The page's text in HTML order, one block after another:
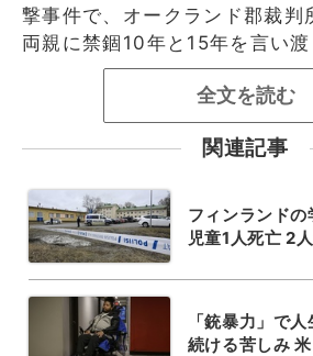
撃事件で、オークランド郡裁判
両親に禁錮10年と15年を言い渡
全文を読む
関連記事
フィンランドの
児童1人死亡 2
「銃暴力」で
続ける苦しみ 米